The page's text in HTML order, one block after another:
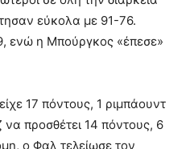
εύκολα με 91-76.
ενώ η Μπούργκος «έπεσε»
17 πόντους, 1 ριμπάουντ
να προσθέτει 14 πόντους, 6
ο Φαλ τελείωσε τον